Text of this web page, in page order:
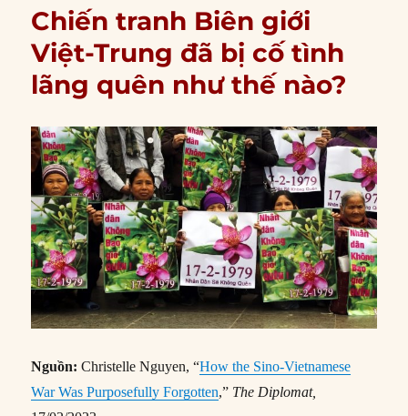
Chiến tranh Biên giới
Việt-Trung đã bị cố tình
lãng quên như thế nào?
Nguồn: Christelle Nguyen, “How the Sino-Vietnamese
War Was Purposefully Forgotten,” The Diplomat,